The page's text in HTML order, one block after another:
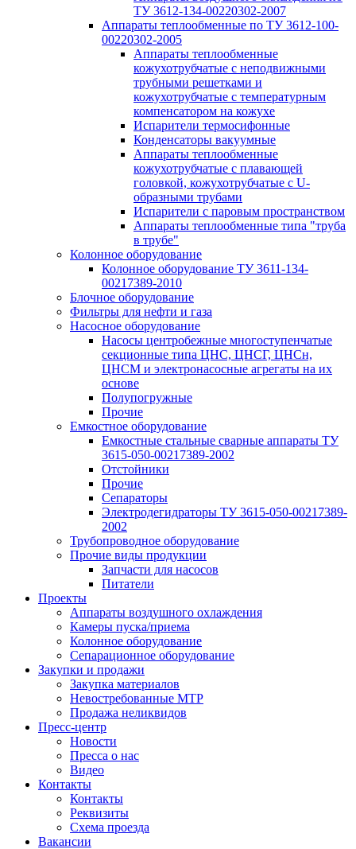
ТУ 3612-134-00220302-2007
Аппараты теплообменные по ТУ 3612-100-
00220302-2005
Аппараты теплообменные
кожухотрубчатые с неподвижными
трубными решетками и
кожухотрубчатые с температурным
компенсатором на кожухе
Испарители термосифонные
Конденсаторы вакуумные
Аппараты теплообменные
кожухотрубчатые с плавающей
головкой, кожухотрубчатые с U-
образными трубами
Испарители с паровым пространством
Аппараты теплообменные типа "труба
в трубе"
Колонное оборудование
Колонное оборудование ТУ 3611-134-
00217389-2010
Блочное оборудование
Фильтры для нефти и газа
Насосное оборудование
Насосы центробежные многоступенчатые
секционные типа ЦНС, ЦНСГ, ЦНСн,
ЦНСМ и электронасосные агрегаты на их
основе
Полупогружные
Прочие
Емкостное оборудование
Емкостные стальные сварные аппараты ТУ
3615-050-00217389-2002
Отстойники
Прочие
Сепараторы
Электродегидраторы ТУ 3615-050-00217389-
2002
Трубопроводное оборудование
Прочие виды продукции
Запчасти для насосов
Питатели
Проекты
Аппараты воздушного охлаждения
Камеры пуска/приема
Колонное оборудование
Сепарационное оборудование
Закупки и продажи
Закупка материалов
Невостребованные МТР
Продажа неликвидов
Пресс-центр
Новости
Пресса о нас
Видео
Контакты
Контакты
Реквизиты
Схема проезда
Вакансии